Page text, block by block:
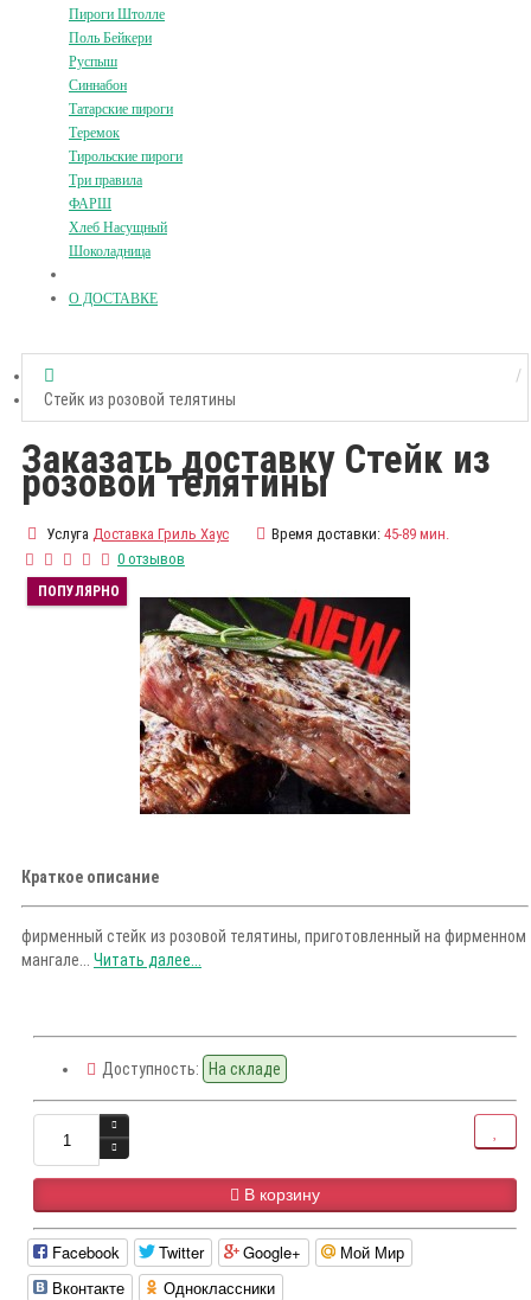
Пироги Штолле
Поль Бейкери
Руспыш
Синнабон
Татарские пироги
Теремок
Тирольские пироги
Три правила
ФАРШ
Хлеб Насущный
Шоколадница
О ДОСТАВКЕ
Стейк из розовой телятины
Заказать доставку Стейк из
розовой телятины
Услуга Доставка Гриль Хаус Время доставки: 45-89 мин.
0 отзывов
ПОПУЛЯРНО
Краткое описание
фирменный стейк из розовой телятины, приготовленный на фирменном
мангале... Читать далее...
Доступность: На складе
В корзину
Facebook Twitter Google+
Мой Мир
Вконтакте
Одноклассники